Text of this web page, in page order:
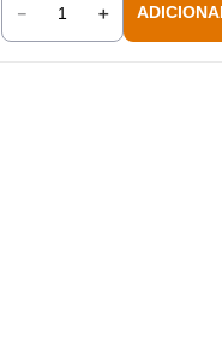
＋
－